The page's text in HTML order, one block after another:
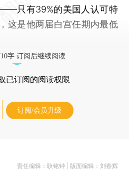
只有39%的美国人认可特
这是他两届白宫任期内最低
字 订阅后继续阅读
已订阅的阅读权限
订阅/会员升级
责任编辑：耿铭钟 | 版面编辑：刘春辉